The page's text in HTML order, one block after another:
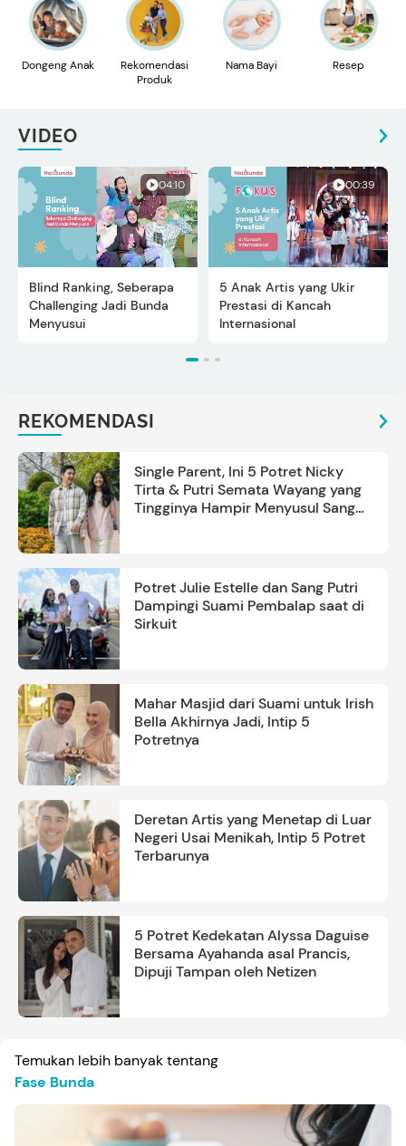
Dongeng Anak
Rekomendasi
Produk
Nama Bayi Resep
VIDEO
04:10
Blind Ranking, Seberapa
Challenging Jadi Bunda
Menyusui
00:39
5 Anak Artis yang Ukir
Prestasi di Kancah
Internasional
REKOMENDASI
Single Parent, Ini 5 Potret Nicky
Tirta & Putri Semata Wayang yang
Tingginya Hampir Menyusul Sang
Potret Julie Estelle dan Sang Putri
Dampingi Suami Pembalap saat di
Sirkuit
Mahar Masjid dari Suami untuk Irish
Bella Akhirnya Jadi, Intip 5
Potretnya
Deretan Artis yang Menetap di Luar
Negeri Usai Menikah, Intip 5 Potret
Terbarunya
5 Potret Kedekatan Alyssa Daguise
Bersama Ayahanda asal Prancis,
Dipuji Tampan oleh Netizen
Temukan lebih banyak tentang
Fase Bunda